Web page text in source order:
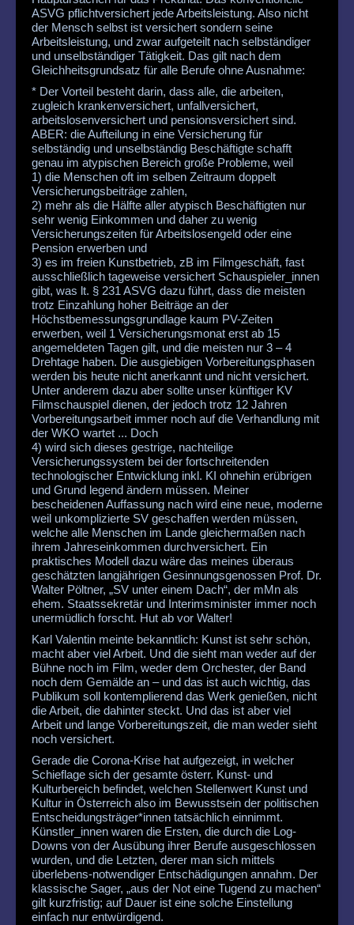
ASVG pflichtversichert jede Arbeitsleistung. Also nicht
der Mensch selbst ist versichert sondern seine
Arbeitsleistung, und zwar aufgeteilt nach selbständiger
und unselbständiger Tätigkeit. Das gilt nach dem
Gleichheitsgrundsatz für alle Berufe ohne Ausnahme:
* Der Vorteil besteht darin, dass alle, die arbeiten,
zugleich krankenversichert, unfallversichert,
arbeitslosenversichert und pensionsversichert sind.
ABER: die Aufteilung in eine Versicherung für
selbständig und unselbständig Beschäftigte schafft
genau im atypischen Bereich große Probleme, weil
1) die Menschen oft im selben Zeitraum doppelt
Versicherungsbeiträge zahlen,
2) mehr als die Hälfte aller atypisch Beschäftigten nur
sehr wenig Einkommen und daher zu wenig
Versicherungszeiten für Arbeitslosengeld oder eine
Pension erwerben und
3) es im freien Kunstbetrieb, zB im Filmgeschäft, fast
ausschließlich tageweise versichert Schauspieler_innen
gibt, was lt. § 231 ASVG dazu führt, dass die meisten
trotz Einzahlung hoher Beiträge an der
Höchstbemessungsgrundlage kaum PV-Zeiten
erwerben, weil 1 Versicherungsmonat erst ab 15
angemeldeten Tagen gilt, und die meisten nur 3 – 4
Drehtage haben. Die ausgiebigen Vorbereitungsphasen
werden bis heute nicht anerkannt und nicht versichert.
Unter anderem dazu aber sollte unser künftiger KV
Filmschauspiel dienen, der jedoch trotz 12 Jahren
Vorbereitungsarbeit immer noch auf die Verhandlung mit
der WKO wartet ... Doch
4) wird sich dieses gestrige, nachteilige
Versicherungssystem bei der fortschreitenden
technologischer Entwicklung inkl. KI ohnehin erübrigen
und Grund legend ändern müssen. Meiner
bescheidenen Auffassung nach wird eine neue, moderne
weil unkomplizierte SV geschaffen werden müssen,
welche alle Menschen im Lande gleichermaßen nach
ihrem Jahreseinkommen durchversichert. Ein
praktisches Modell dazu wäre das meines überaus
geschätzten langjährigen Gesinnungsgenossen Prof. Dr.
Walter Pöltner, „SV unter einem Dach“, der mMn als
ehem. Staatssekretär und Interimsminister immer noch
unermüdlich forscht. Hut ab vor Walter!
Karl Valentin meinte bekanntlich: Kunst ist sehr schön,
macht aber viel Arbeit. Und die sieht man weder auf der
Bühne noch im Film, weder dem Orchester, der Band
noch dem Gemälde an – und das ist auch wichtig, das
Publikum soll kontemplierend das Werk genießen, nicht
die Arbeit, die dahinter steckt. Und das ist aber viel
Arbeit und lange Vorbereitungszeit, die man weder sieht
noch versichert.
Gerade die Corona-Krise hat aufgezeigt, in welcher
Schieflage sich der gesamte österr. Kunst- und
Kulturbereich befindet, welchen Stellenwert Kunst und
Kultur in Österreich also im Bewusstsein der politischen
Entscheidungsträger*innen tatsächlich einnimmt.
Künstler_innen waren die Ersten, die durch die Log-
Downs von der Ausübung ihrer Berufe ausgeschlossen
wurden, und die Letzten, derer man sich mittels
überlebens-notwendiger Entschädigungen annahm. Der
klassische Sager, „aus der Not eine Tugend zu machen“
gilt kurzfristig; auf Dauer ist eine solche Einstellung
einfach nur entwürdigend.